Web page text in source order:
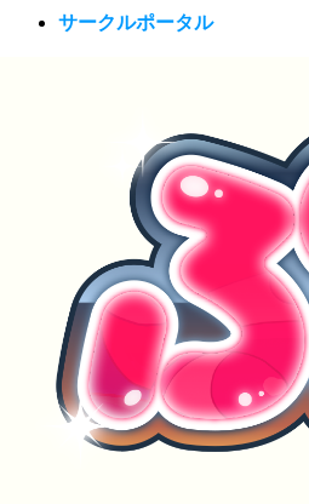
サークルポータル